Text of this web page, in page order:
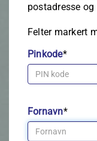
postadresse og
Felter markert
Pinkode*
Fornavn*